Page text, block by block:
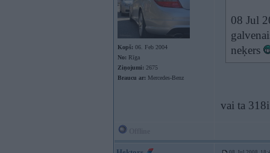
Kopš: 06. Feb 2004
No: Rīga
Ziņojumi: 2675
Braucu ar: Mercedes-Benz
08 Jul
neķers
vai ta